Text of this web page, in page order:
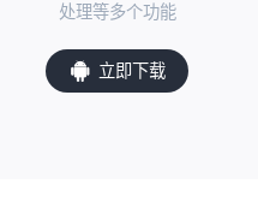
处理等多个功能
立即下载